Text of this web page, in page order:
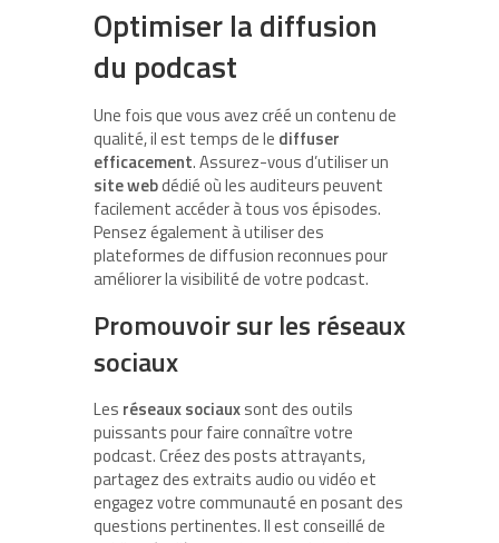
Optimiser la diffusion
du podcast
Une fois que vous avez créé un contenu de
qualité, il est temps de le diffuser
efficacement. Assurez-vous d’utiliser un
site webdédié où les auditeurs peuvent
facilement accéder à tous vos épisodes.
Pensez également à utiliser des
plateformes de diffusion reconnues pour
améliorer la visibilité de votre podcast.
Promouvoir sur les réseaux
sociaux
Les réseaux sociauxsont des outils
puissants pour faire connaître votre
podcast. Créez des posts attrayants,
partagez des extraits audio ou vidéo et
engagez votre communauté en posant des
questions pertinentes. Il est conseillé de